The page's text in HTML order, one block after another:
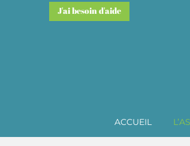
J'ai besoin d'aide
ACCUEIL